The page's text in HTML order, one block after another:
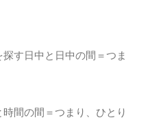
す日中と日中の間＝つま
間の間＝つまり、ひとり